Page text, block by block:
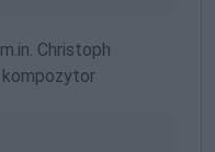
Christoph